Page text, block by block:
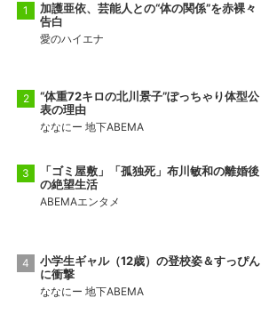
加護亜依、芸能人との“体の関係”を赤裸々
告白
愛のハイエナ
“体重72キロの北川景子”ぽっちゃり体型公
表の理由
ななにー 地下ABEMA
「ゴミ屋敷」「孤独死」布川敏和の離婚後
の絶望生活
ABEMAエンタメ
小学生ギャル（12歳）の登校姿＆すっぴん
に衝撃
ななにー 地下ABEMA